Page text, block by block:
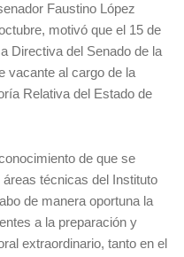
Faustino López
motivó que el 15 de
Directiva del Senado de la
vacante al cargo de la
Relativa del Estado de
de que se
técnicas del Instituto
de manera oportuna la
a la preparación y
extraordinario, tanto en el